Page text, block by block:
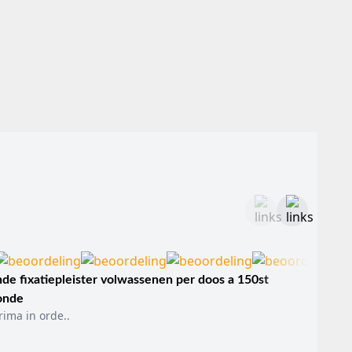
fixatiepleister volwassenen per doos a 150st
in orde..